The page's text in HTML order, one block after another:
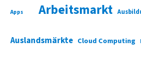
Apps Arbeitsmarkt
Auslandsmärkte Cloud Computing